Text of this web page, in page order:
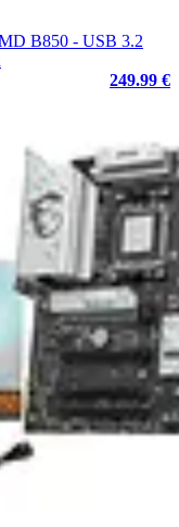
B850 - USB 3.2
249.99 €